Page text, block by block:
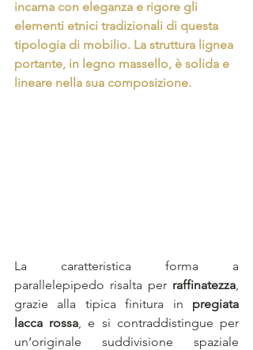
incarna con eleganza e rigore gli
elementi etnici tradizionali di questa
tipologia di mobilio. La struttura lignea
portante, in legno massello, è solida e
lineare nella sua composizione.
La caratteristica forma a
parallelepipedo risalta per raffinatezza
grazie alla tipica finitura in pregiata
lacca rossa , e si contraddistingue per
un’originale suddivisione spaziale